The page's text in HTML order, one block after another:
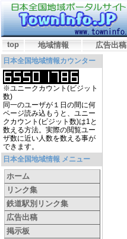
top 地域情報 広告出稿
日本全国地域情報カウンター
※ユニークカウント(ビジット
数)
同一のユーザが１日の間に何
ページ読み込もうと、ユニー
クカウント(ビジット数)は1と
数える方法。実際の閲覧ユー
ザ数に近い人数を数える事が
できます。
日本全国地域情報 メニュー
ホーム
リンク集
鉄道駅別リンク集
広告出稿
掲示板